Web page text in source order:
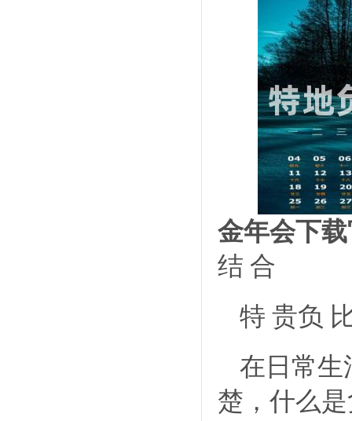
金年会下
结 合
特 贵负
在日常生
楚，什么